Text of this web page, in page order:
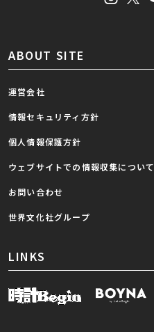
ABOUT SITE
運営会社
情報セキュリティ方針
個人情報保護方針
ウェブサイトでの情報収集について
お問い合わせ
世界文化社グループ
LINKS